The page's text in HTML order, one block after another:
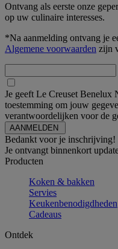
Ontvang als eerste onze
op uw culinaire interesses.
*Na aanmelding ontvang je
Algemene voorwaarden zijn
Je geeft Le Creuset Benelux
toestemming om jouw
verantwoordelijken voor de
Bedankt voor je inschrijving!
Je ontvangt binnenkort
Producten
Koken & bakken
Servies
Keukenbenodigdheden
Cadeaus
Ontdek